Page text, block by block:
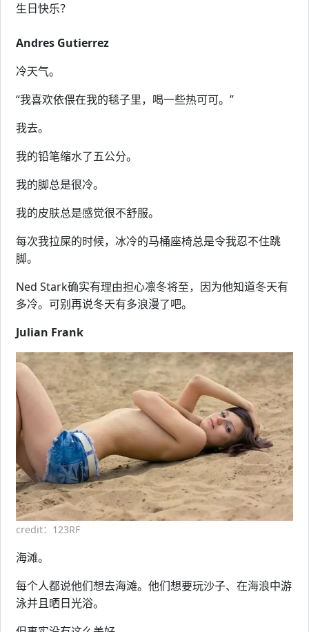
生日快乐？
Andres Gutierrez
冷天气。
“我喜欢依偎在我的毯子里，喝一些热可可。”
我去。
我的铅笔缩水了五公分。
我的脚总是很冷。
我的皮肤总是感觉很不舒服。
每次我拉屎的时候，冰冷的马桶座椅总是令我忍不住跳
脚。
Ned Stark确实有理由担心凛冬将至，因为他知道冬天有
多冷。可别再说冬天有多浪漫了吧。
Julian Frank
credit：123RF
海滩。
每个人都说他们想去海滩。他们想要玩沙子、在海浪中游
泳并且晒日光浴。